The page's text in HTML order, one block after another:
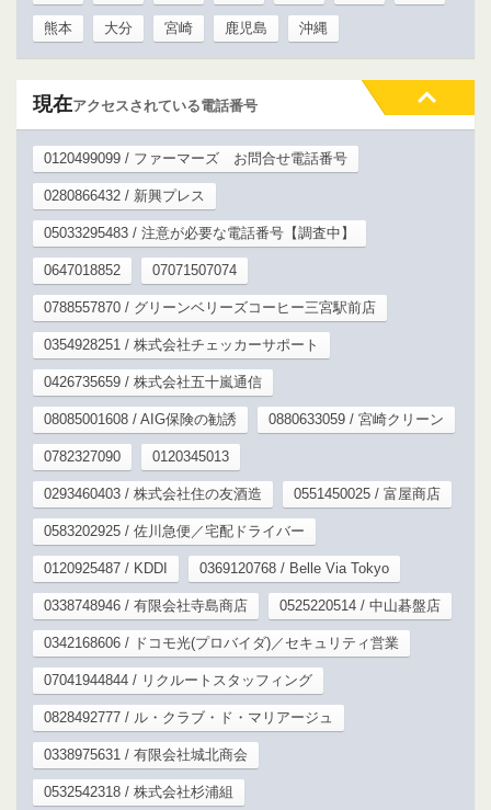
熊本 大分 宮崎 鹿児島 沖縄
現在アクセスされている電話番号
0120499099 / ファーマーズ お問合せ電話番号
0280866432 / 新興プレス
05033295483 / 注意が必要な電話番号【調査中】
0647018852 07071507074
0788557870 / グリーンベリーズコーヒー三宮駅前店
0354928251 / 株式会社チェッカーサポート
0426735659 / 株式会社五十嵐通信
08085001608 / AIG保険の勧誘 0880633059 / 宮崎クリーン
0782327090 0120345013
0293460403 / 株式会社住の友酒造 0551450025 / 富屋商店
0583202925 / 佐川急便／宅配ドライバー
0120925487 / KDDI 0369120768 / Belle Via Tokyo
0338748946 / 有限会社寺島商店 0525220514 / 中山碁盤店
0342168606 / ドコモ光(プロバイダ)／セキュリティ営業
07041944844 / リクルートスタッフィング
0828492777 / ル・クラブ・ド・マリアージュ
0338975631 / 有限会社城北商会
0532542318 / 株式会社杉浦組